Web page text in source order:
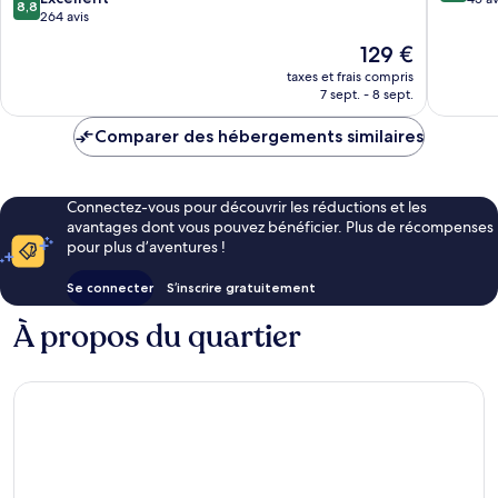
sur
8,8
264 avis
Le
nouveau
prix
de
129 €
taxes et frais compris
7 sept. - 8 sept.
Comparer des hébergements similaires
Connectez-vous pour découvrir les réductions et les
avantages dont vous pouvez bénéficier. Plus de récompenses
pour plus d’aventures !
Se connecter S’inscrire gratuitement
À propos du quartier